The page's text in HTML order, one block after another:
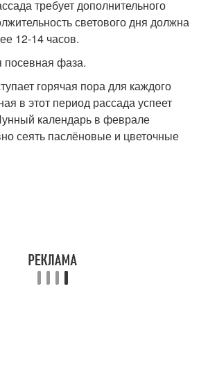
требует дополнительного
светового дня должна
12-14 часов.
посевная фаза.
горячая пора для каждого
в этот период рассада успеет
календарь в феврале
сеять паслёновые и цветочные